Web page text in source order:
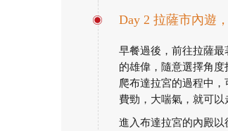
Day 2 拉薩市內遊
早餐過後，前往拉薩
的雄偉，隨意選擇角
爬布達拉宮的過程中
費勁，大喘氣，就可以
進入布達拉宮的內殿